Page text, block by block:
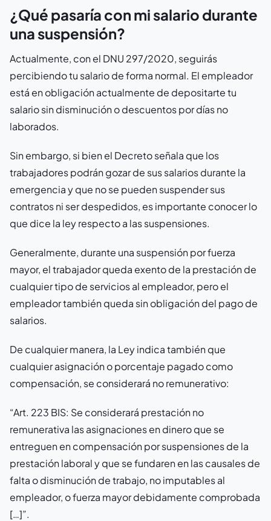
¿Qué pasaría con mi salario durante
una suspensión?
Actualmente, con el DNU 297/2020, seguirás
percibiendo tu salario de forma normal. El empleador
está en obligación actualmente de depositarte tu
salario sin disminución o descuentos por días no
laborados.
Sin embargo, si bien el Decreto señala que los
trabajadores podrán gozar de sus salarios durante la
emergencia y que no se pueden suspender sus
contratos ni ser despedidos, es importante conocer lo
que dice la ley respecto a las suspensiones.
Generalmente, durante una suspensión por fuerza
mayor, el trabajador queda exento de la prestación de
cualquier tipo de servicios al empleador, pero el
empleador también queda sin obligación del pago de
salarios.
De cualquier manera, la Ley indica también que
cualquier asignación o porcentaje pagado como
compensación, se considerará no remunerativo:
“Art. 223 BIS: Se considerará prestación no
remunerativa las asignaciones en dinero que se
entreguen en compensación por suspensiones de la
prestación laboral y que se fundaren en las causales de
falta o disminución de trabajo, no imputables al
empleador, o fuerza mayor debidamente comprobada
[…]”.